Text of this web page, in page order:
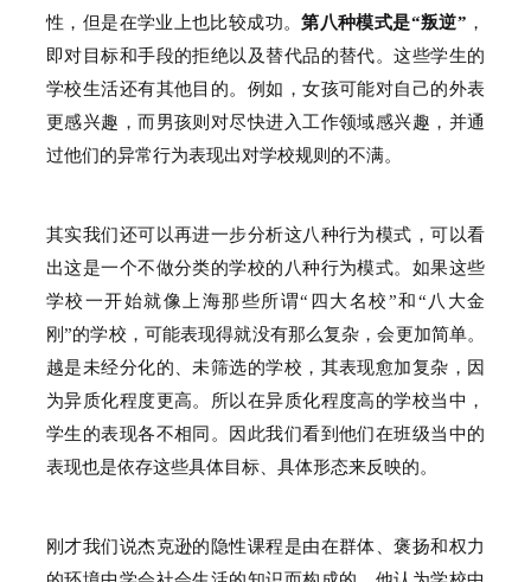
性，但是在学业上也比较成功。第八种模式是“叛逆” ，
即对目标和手段的拒绝以及替代品的替代。这些学生的
学校生活还有其他目的。 例如，女孩可能对自己的外表
更感兴趣，而男孩则对尽快进入工作领域感兴趣，并通
过他们的异常行为表现出对学校规则的不满。
其实我们还可以再进一步分析这八种行为模式，可以看
出这是一个不做分类的学校的八种行为模式。 如果这些
学校一开始就像上海那些所谓“四大名校”和“八大金
刚”的学校，可能表现得就没有那么复杂，会更加简单。
越是未经分化的、未筛选的学校，其表现愈加复杂，因
为异质化程度更高。
所以在异质化程度高的学校当中，
学生的表现各不相同。
因此我们看到他们在班级当中的
表现也是依存这些具体目标、具体形态来反映的。
刚才我们说杰克逊的隐性课程是由在群体、褒扬和权力